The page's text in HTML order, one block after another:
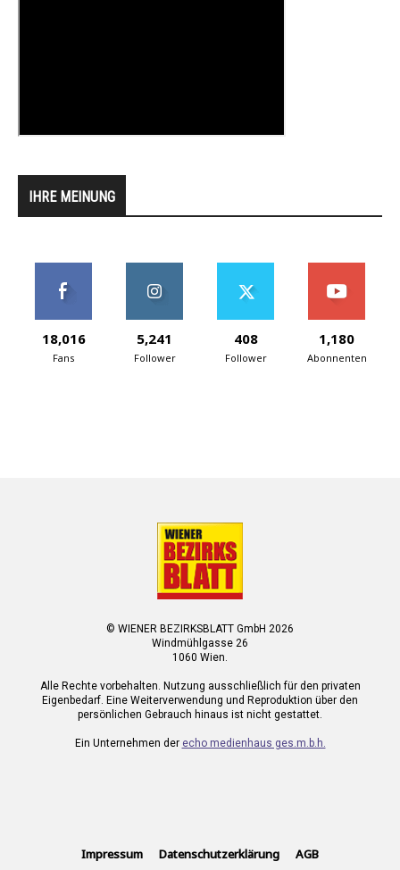
IHRE MEINUNG
18,016
Fans
5,241
Follower
408
Follower
1,180
Abonnenten
© WIENER BEZIRKSBLATT GmbH 2026
Windmühlgasse 26
1060 Wien.
Alle Rechte vorbehalten. Nutzung ausschließlich für den privaten
Eigenbedarf. Eine Weiterverwendung und Reproduktion über den
persönlichen Gebrauch hinaus ist nicht gestattet.
Ein Unternehmen der echo medienhaus ges.m.b.h.
Impressum Datenschutzerklärung AGB